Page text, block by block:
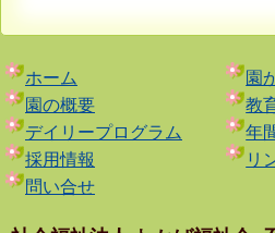
ホーム
園
園の概要
教
デイリープログラム
年
採用情報
リ
問い合せ